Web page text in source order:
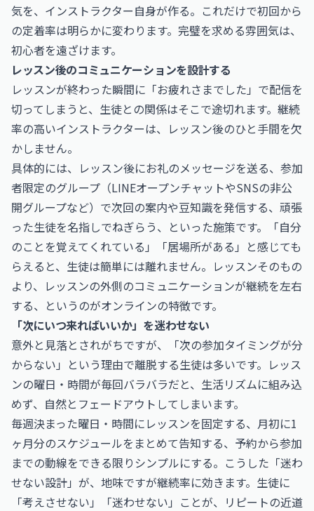
気を、インストラクター自身が作る。これだけで初回から
の定着率は明らかに変わります。完璧を求める雰囲気は、
初心者を遠ざけます。
レッスン後のコミュニケーションを設計する
レッスンが終わった瞬間に「お疲れさまでした」で配信を
切ってしまうと、生徒との関係はそこで途切れます。継続
率の高いインストラクターは、レッスン後のひと手間を欠
かしません。
具体的には、レッスン後にお礼のメッセージを送る、参加
者限定のグループ（LINEオープンチャットやSNSの非公
開グループなど）で次回の案内や豆知識を発信する、頑張
った生徒を名指しでねぎらう、といった施策です。「自分
のことを覚えてくれている」「居場所がある」と感じても
らえると、生徒は簡単には離れません。レッスンそのもの
より、レッスンの外側のコミュニケーションが継続を左右
する、というのがオンラインの特徴です。
「次にいつ来ればいいか」を迷わせない
意外と見落とされがちですが、「次の参加タイミングが分
からない」という理由で離脱する生徒は多いです。レッス
ンの曜日・時間が毎回バラバラだと、生活リズムに組み込
めず、自然とフェードアウトしてしまいます。
毎週決まった曜日・時間にレッスンを固定する、月初に1
ヶ月分のスケジュールをまとめて告知する、予約から参加
までの動線をできる限りシンプルにする。こうした「迷わ
せない設計」が、地味ですが継続率に効きます。生徒に
「考えさせない」「迷わせない」ことが、リピートの近道